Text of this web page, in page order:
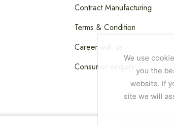
Contract Manufacturing
Terms & Condition
Career with us
Consumer enquiry
We use
you the
website. If
site we will